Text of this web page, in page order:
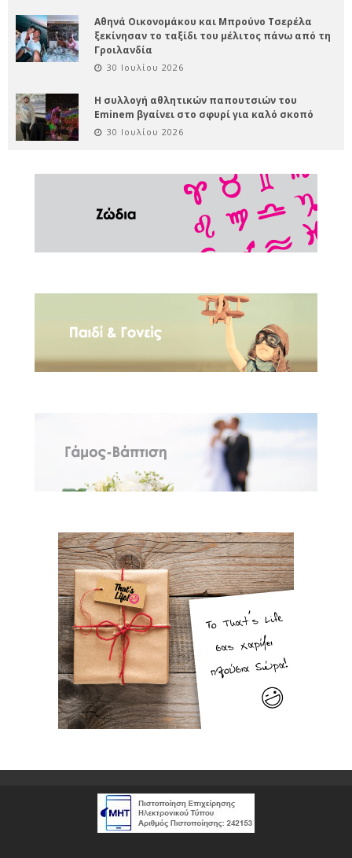
Αθηνά Οικονομάκου και Μπρούνο Τσερέλα
ξεκίνησαν το ταξίδι του μέλιτος πάνω από τη
Γροιλανδία
30 Ιουλίου 2026
Η συλλογή αθλητικών παπουτσιών του
Eminem βγαίνει στο σφυρί για καλό σκοπό
30 Ιουλίου 2026